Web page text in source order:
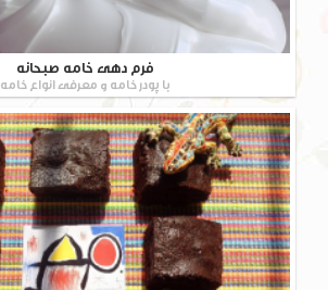
فرم دهی خامه صبحانه
با پودر خامه و معرفی انواع خامه